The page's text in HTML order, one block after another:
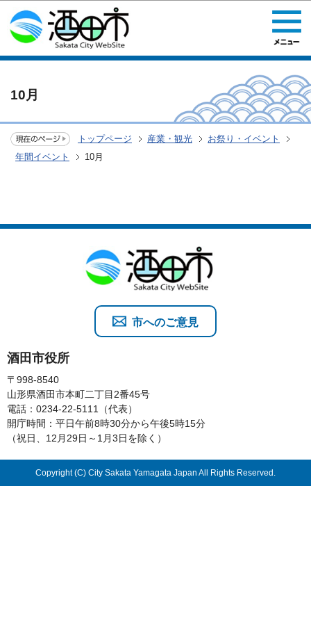
このページの本文へ移動
10月
トップページ 産業・観光
お祭り・イベント
年間イベント
10月
酒田市役所
〒998-8540
山形県酒田市本町二丁目2番45号
電話：0234-22-5111（代表）
開庁時間：平日午前8時30分から午後5時15分
（祝日、12月29日～1月3日を除く）
市へのご意見
Copyright (C) City Sakata Yamagata Japan All Rights Reserved.